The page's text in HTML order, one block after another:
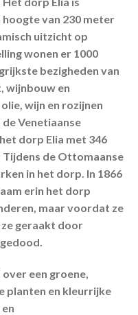
hoogte van 230 meter
uitzicht op
wonen er 1000
bezigheden van
wijnbouw en
wijn en rozijnen
Venetiaanse
dorp Elia met 346
Tijdens de Ottomaanse
in het dorp. In 1866
erin het dorp
maar voordat ze
geraakt door
een groene,
planten en kleurrijke